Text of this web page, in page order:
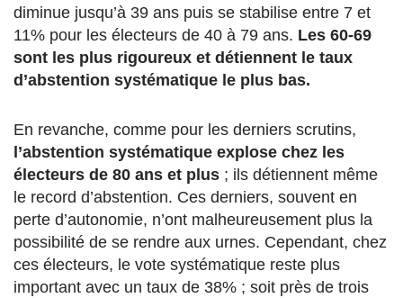
diminue jusqu’à 39 ans puis se stabilise entre 7 et
11% pour les électeurs de 40 à 79 ans. Les 60-69
sont les plus rigoureux et détiennent le taux
d’abstention systématique le plus bas.
En revanche, comme pour les derniers scrutins,
l’abstention systématique explose chez les
électeurs de 80 ans et plus ; ils détiennent même
le record d’abstention. Ces derniers, souvent en
perte d’autonomie, n’ont malheureusement plus la
possibilité de se rendre aux urnes. Cependant, chez
ces électeurs, le vote systématique reste plus
important avec un taux de 38% ; soit près de trois